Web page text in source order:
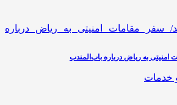
به ریاض درباره باب‌المندب
خدمات